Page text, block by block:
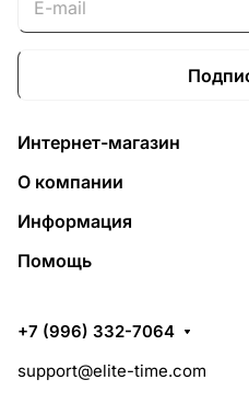
Интернет-магазин
О компании
Информация
Помощь
+7 (996) 332-7064
support@elite-time.com